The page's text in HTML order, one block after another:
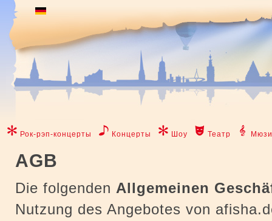
Рок-рэп-концерты Концерты Шоу Театр
AGB
Die folgenden Allgemeinen
Nutzung des Angebotes von